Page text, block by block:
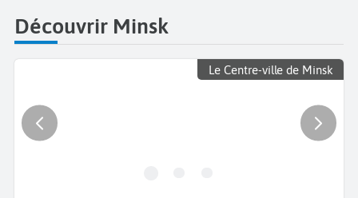
Découvrir Minsk
Le Centre-ville de Minsk